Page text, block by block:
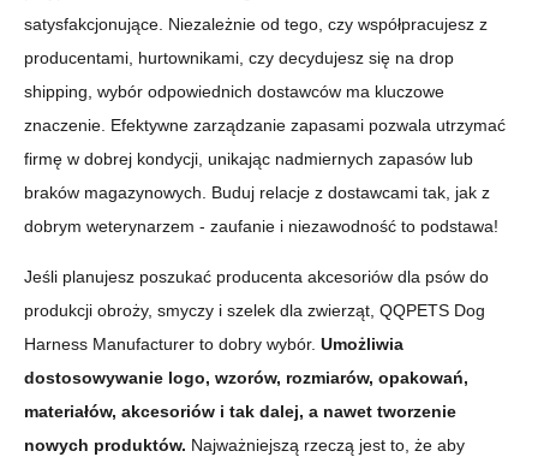
satysfakcjonujące. Niezależnie od tego, czy współpracujesz z
producentami, hurtownikami, czy decydujesz się na drop
shipping, wybór odpowiednich dostawców ma kluczowe
znaczenie. Efektywne zarządzanie zapasami pozwala utrzymać
firmę w dobrej kondycji, unikając nadmiernych zapasów lub
braków magazynowych. Buduj relacje z dostawcami tak, jak z
dobrym weterynarzem - zaufanie i niezawodność to podstawa!
Jeśli planujesz poszukać producenta akcesoriów dla psów do
produkcji obroży, smyczy i szelek dla zwierząt, QQPETS Dog
Harness Manufacturer to dobry wybór. Umożliwia
dostosowywanie logo, wzorów, rozmiarów, opakowań,
materiałów, akcesoriów i tak dalej, a nawet tworzenie
nowych produktów. Najważniejszą rzeczą jest to, że aby